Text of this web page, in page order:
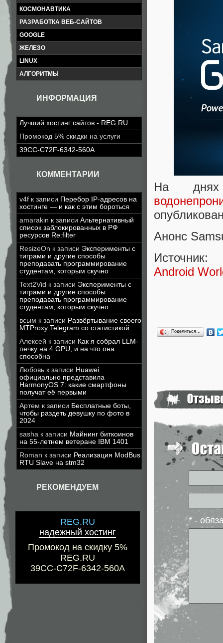
КОСМОНАВТИКА
РАЗРАБОТКА ВЕБ-САЙТОВ
GOOGLE
ЖЕЛЕЗО
LINUX
АЛГОРИТМЫ
ИНФОРМАЦИЯ
Лучший хостинг сайтов - REG.RU
Промокод 5% скидки на услуги
39CC-C72F-6342-560A
КОММЕНТАРИИ
v4f к записи Перебор IP-адресов на
хостинге — и как с этим бороться
amarakin к записи Альтернативный
список заблокированных в РФ
ресурсов Re:filter
ResizeOn к записи Эксперименты с
тиграми и другие способы
преподавать программирование
студентам, которым скучно
Text2Vid к записи Эксперименты с
тиграми и другие способы
преподавать программирование
студентам, которым скучно
всым к записи Развёртывание своего
MTProxy Telegram со статистикой
Алексей к записи Как я собрал LLM-
печку на 4 GPU, и на что она
способна
Любовь к записи Huawei
официально представила
HarmonyOS 7: какие смартфоны
получат её первыми
Артем к записи Бесплатные боты,
чтобы раздеть девушку по фото в
2024
sasha к записи Майнинг биткоинов
на 55-летнем ветеране IBM 1401
Roman к записи Реализация ModBus
RTU Slave на stm32
РЕКОМЕНДУЕМ
REG.RU
надежный хостинг
Промокод на скидку 5%
REG.RU
39CC-C72F-6342-560A
На
Анонс
Источник:
Аndroid
Поделиться…
* -